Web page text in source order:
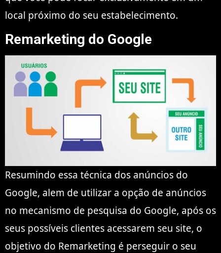
local próximo do seu estabelecimento.
Remarketing do Google
Resumindo essa técnica dos anúncios do
Google, alem de utilizar a opção de anúncios
no mecanismo de pesquisa do Google, após os
seus possíveis clientes acessarem seu site, o
objetivo do Remarketing é perseguir o seu